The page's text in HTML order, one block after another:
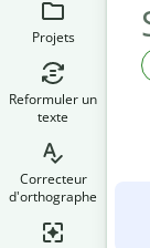
Projets
Reformuler un
texte
Correcteur
d'orthographe